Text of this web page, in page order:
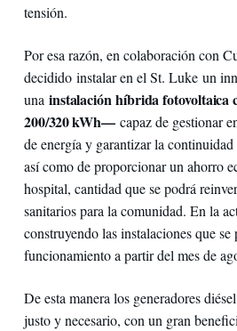
tensión.
Por esa razón, en colaboración con
decidido instalar en el St. Luke un
una instalación híbrida
200/320 kWh— capaz de gestionar
de energía y garantizar la
así como de proporcionar un ahorro
hospital, cantidad que se podrá
sanitarios para la comunidad. En la
construyendo las instalaciones que se
funcionamiento a partir del mes de
De esta manera los generadores
justo y necesario, con un gran